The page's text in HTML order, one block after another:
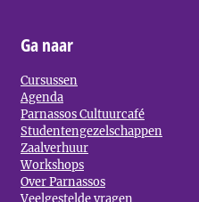
Ga naar
Cursussen
Agenda
Parnassos Cultuurcafé
Studentengezelschappen
Zaalverhuur
Workshops
Over Parnassos
Veelgestelde vragen